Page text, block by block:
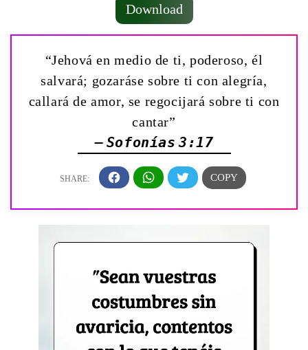
Download
“Jehová en medio de ti, poderoso, él
salvará; gozaráse sobre ti con alegría,
callará de amor, se regocijará sobre ti con
cantar”
— Sofonías 3:17